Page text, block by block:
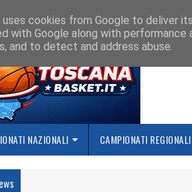
NAZIONALI CAMPIONATI REGIONALI
cookies from Google to deliver
with Google along with
and to detect and address abuse.